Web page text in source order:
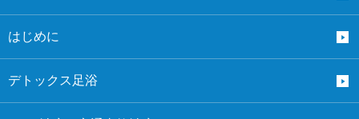
はじめに
デトックス足浴